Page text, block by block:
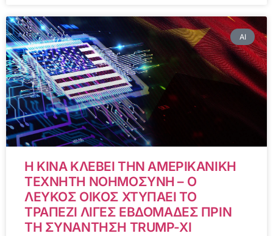
AI
Η ΚΙΝΑ ΚΛΕΒΕΙ ΤΗΝ ΑΜΕΡΙΚΑΝΙΚΗ
ΤΕΧΝΗΤΗ ΝΟΗΜΟΣΥΝΗ – Ο
ΛΕΥΚΟΣ ΟΙΚΟΣ ΧΤΥΠΑΕΙ ΤΟ
ΤΡΑΠΕΖΙ ΛΙΓΕΣ ΕΒΔΟΜΑΔΕΣ ΠΡΙΝ
ΤΗ ΣΥΝΑΝΤΗΣΗ TRUMP-XI